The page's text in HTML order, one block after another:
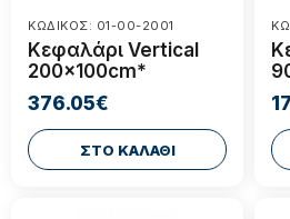
ΚΩΔΙΚΟΣ: 01-00-2001
Κεφαλάρι Vertical
200x100cm*
376.05€
ΣΤΟ ΚΑΛΑΘΙ